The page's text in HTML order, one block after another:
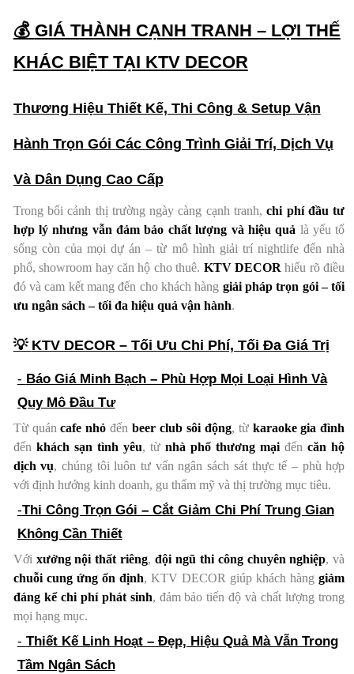
💰 GIÁ THÀNH CẠNH TRANH – LỢI THẾ
KHÁC BIỆT TẠI KTV DECOR
Thương Hiệu Thiết Kế, Thi Công & Setup Vận
Hành Trọn Gói Các Công Trình Giải Trí, Dịch Vụ
Và Dân Dụng Cao Cấp
Trong bối cảnh thị trường ngày càng cạnh tranh,chi phí đầu tư
hợp lý nhưng vẫn đảm bảo chất lượng và hiệu quả là yếu tố
sống còn của mọi dự án – từ mô hình giải trí nightlife đến nhà
phố, showroom hay căn hộ cho thuê. KTV DECOR hiểu rõ điều
đó và cam kết mang đến cho khách hàng giải pháp trọn gói – tối
ưu ngân sách – tối đa hiệu quả vận hành.
💡 KTV DECOR – Tối Ưu Chi Phí, Tối Đa Giá Trị
- Báo Giá Minh Bạch – Phù Hợp Mọi Loại Hình Và
Quy Mô Đầu Tư
Từ quáncafe nhỏ đếnbeer club sôi động, từ karaoke gia đình
đến khách sạn tình yêu, từ nhà phố thương mại đếncăn hộ
dịch vụ, chúng tôi luôn tư vấn ngân sách sát thực tế – phù hợp
với định hướng kinh doanh, gu thẩm mỹ và thị trường mục tiêu.
-Thi Công Trọn Gói – Cắt Giảm Chi Phí Trung Gian
Không Cần Thiết
Với xưởng nội thất riêng,đội ngũ thi công chuyên nghiệp, và
chuỗi cung ứng ổn định, KTV DECOR giúp khách hànggiảm
đáng kể chi phí phát sinh, đảm bảo tiến độ và chất lượng trong
mọi hạng mục.
- Thiết Kế Linh Hoạt – Đẹp, Hiệu Quả Mà Vẫn Trong
Tầm Ngân Sách